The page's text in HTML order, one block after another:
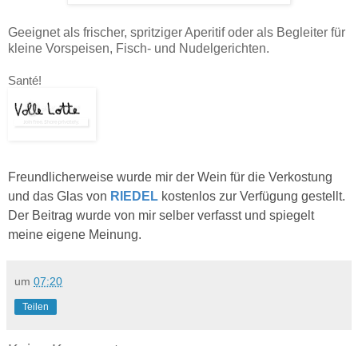
Geeignet als frischer, spritziger Aperitif oder als Begleiter für
kleine Vorspeisen, Fisch- und Nudelgerichten.
Santé!
Freundlicherweise wurde mir der Wein für die Verkostung
und das Glas von RIEDEL kostenlos zur Verfügung gestellt.
Der Beitrag wurde von mir selber verfasst und spiegelt
meine eigene Meinung.
um 07:20
Teilen